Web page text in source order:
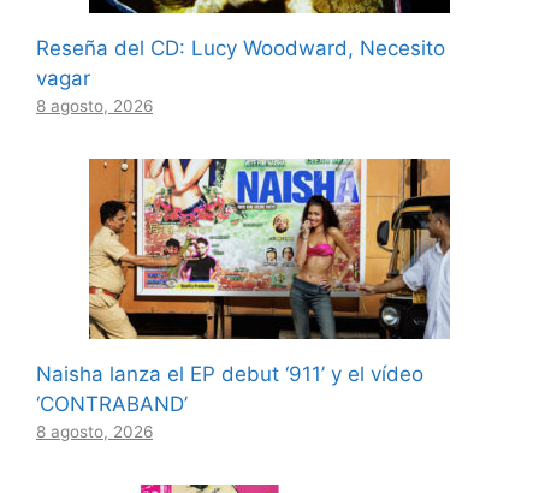
Reseña del CD: Lucy Woodward, Necesito
vagar
8 agosto, 2026
Naisha lanza el EP debut ‘911’ y el vídeo
‘CONTRABAND’
8 agosto, 2026